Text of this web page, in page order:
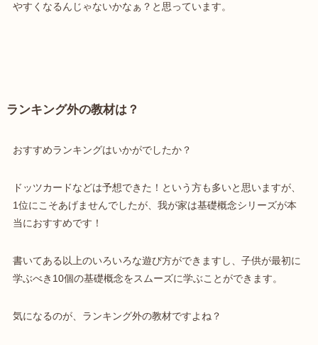
やすくなるんじゃないかなぁ？と思っています。
ランキング外の教材は？
おすすめランキングはいかがでしたか？
ドッツカードなどは予想できた！という方も多いと思いますが、
1位にこそあげませんでしたが、我が家は基礎概念シリーズが本
当におすすめです！
書いてある以上のいろいろな遊び方ができますし、子供が最初に
学ぶべき10個の基礎概念をスムーズに学ぶことができます。
気になるのが、ランキング外の教材ですよね？